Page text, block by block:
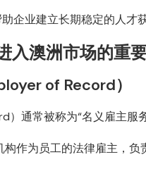
企业建立长期稳定的人才
入澳洲市场的重
of Record）
）通常被称为“名义雇主服务
作为员工的法律雇主，负